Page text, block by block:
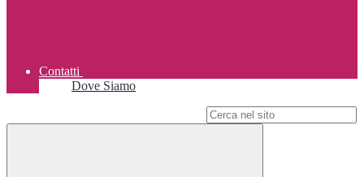
Contatti
Dove Siamo